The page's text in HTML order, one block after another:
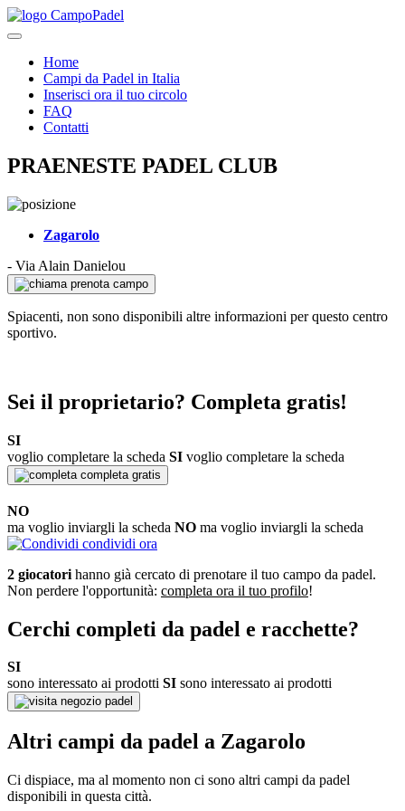
Home
Campi da Padel in Italia
Inserisci ora il tuo circolo
FAQ
Contatti
PRAENESTE PADEL CLUB
Zagarolo
- Via Alain Danielou
prenota campo
Spiacenti, non sono disponibili altre informazioni per questo centro
sportivo.
Sei il proprietario? Completa gratis!
SI
voglio completare la scheda SI voglio completare la scheda
completa gratis
NO
ma voglio inviargli la scheda NO ma voglio inviargli la scheda
condividi ora
2 giocatori hanno già cercato di prenotare il tuo campo da padel.
Non perdere l'opportunità: completa ora il tuo profilo!
Cerchi completi da padel e racchette?
SI
sono interessato ai prodotti SI sono interessato ai prodotti
negozio padel
Altri campi da padel a Zagarolo
Ci dispiace, ma al momento non ci sono altri campi da padel
disponibili in questa città.